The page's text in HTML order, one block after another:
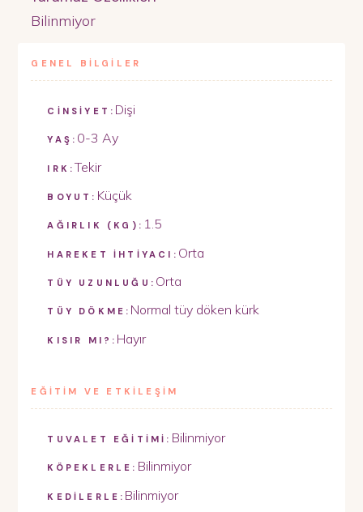
Bilinmiyor
GENEL BİLGİLER
CİNSİYET: Dişi
YAŞ: 0-3 Ay
IRK: Tekir
BOYUT: Küçük
AĞIRLIK (KG): 1.5
HAREKET İHTİYACI: Orta
TÜY UZUNLUĞU: Orta
TÜY DÖKME: Normal tüy döken kürk
KISIR MI?: Hayır
EĞİTİM VE ETKİLEŞİM
TUVALET EĞİTİMİ: Bilinmiyor
KÖPEKLERLE: Bilinmiyor
KEDİLERLE: Bilinmiyor